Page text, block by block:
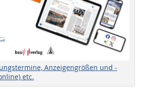
Anzeigengrößen und -
etc.